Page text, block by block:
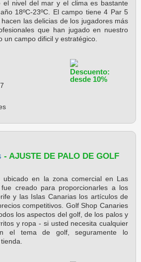
el nivel del mar y el clima es bastante
18ºC-23ºC. El campo tiene 4 Par 5
las delicias de los jugadores más
que han jugado en nuestro
un campo dificil y estratégico.
Descuento:
desde 10%
- AJUSTE DE PALO DE GOLF
ubicado en la zona comercial en Las
creado para proporcionarles a los
y las Islas Canarias los artículos de
competitivos. Golf Shop Canaries
los aspectos del golf, de los palos y
y ropa - si usted necesita cualquier
el tema de golf, seguramente lo